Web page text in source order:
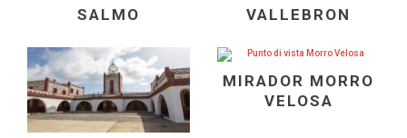
SALMO
VALLEBRON
MIRADOR MORRO
VELOSA